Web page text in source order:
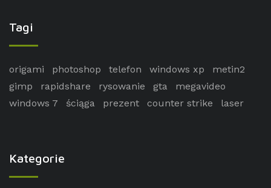
Tagi
origami photoshop telefon windows xp
metin2
gimp
rapidshare rysowanie gta
megavideo
windows 7
ściąga prezent counter strike laser
Kategorie